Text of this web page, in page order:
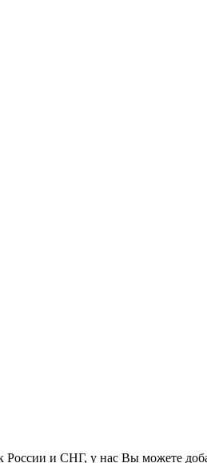
и СНГ, у нас Вы можете